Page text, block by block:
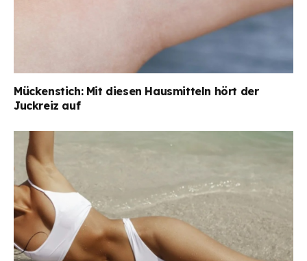
Mückenstich: Mit diesen Hausmitteln hört der
Juckreiz auf